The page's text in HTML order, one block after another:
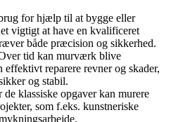
for hjælp til at bygge eller
vigtigt at have en kvalificeret
både præcision og sikkerhed.
tid kan murværk blive
effektivt reparere revner og skader,
og stabil.
de klassiske opgaver kan murere
som f.eks. kunstneriske